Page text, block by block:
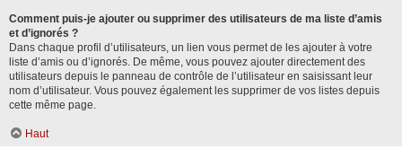
Comment puis-je ajouter ou supprimer des utilisateurs de ma liste d’amis
et d’ignorés ?
Dans chaque profil d’utilisateurs, un lien vous permet de les ajouter à votre
liste d’amis ou d’ignorés. De même, vous pouvez ajouter directement des
utilisateurs depuis le panneau de contrôle de l’utilisateur en saisissant leur
nom d’utilisateur. Vous pouvez également les supprimer de vos listes depuis
cette même page.
Haut